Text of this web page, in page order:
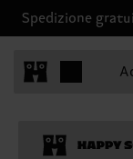
Spedizione